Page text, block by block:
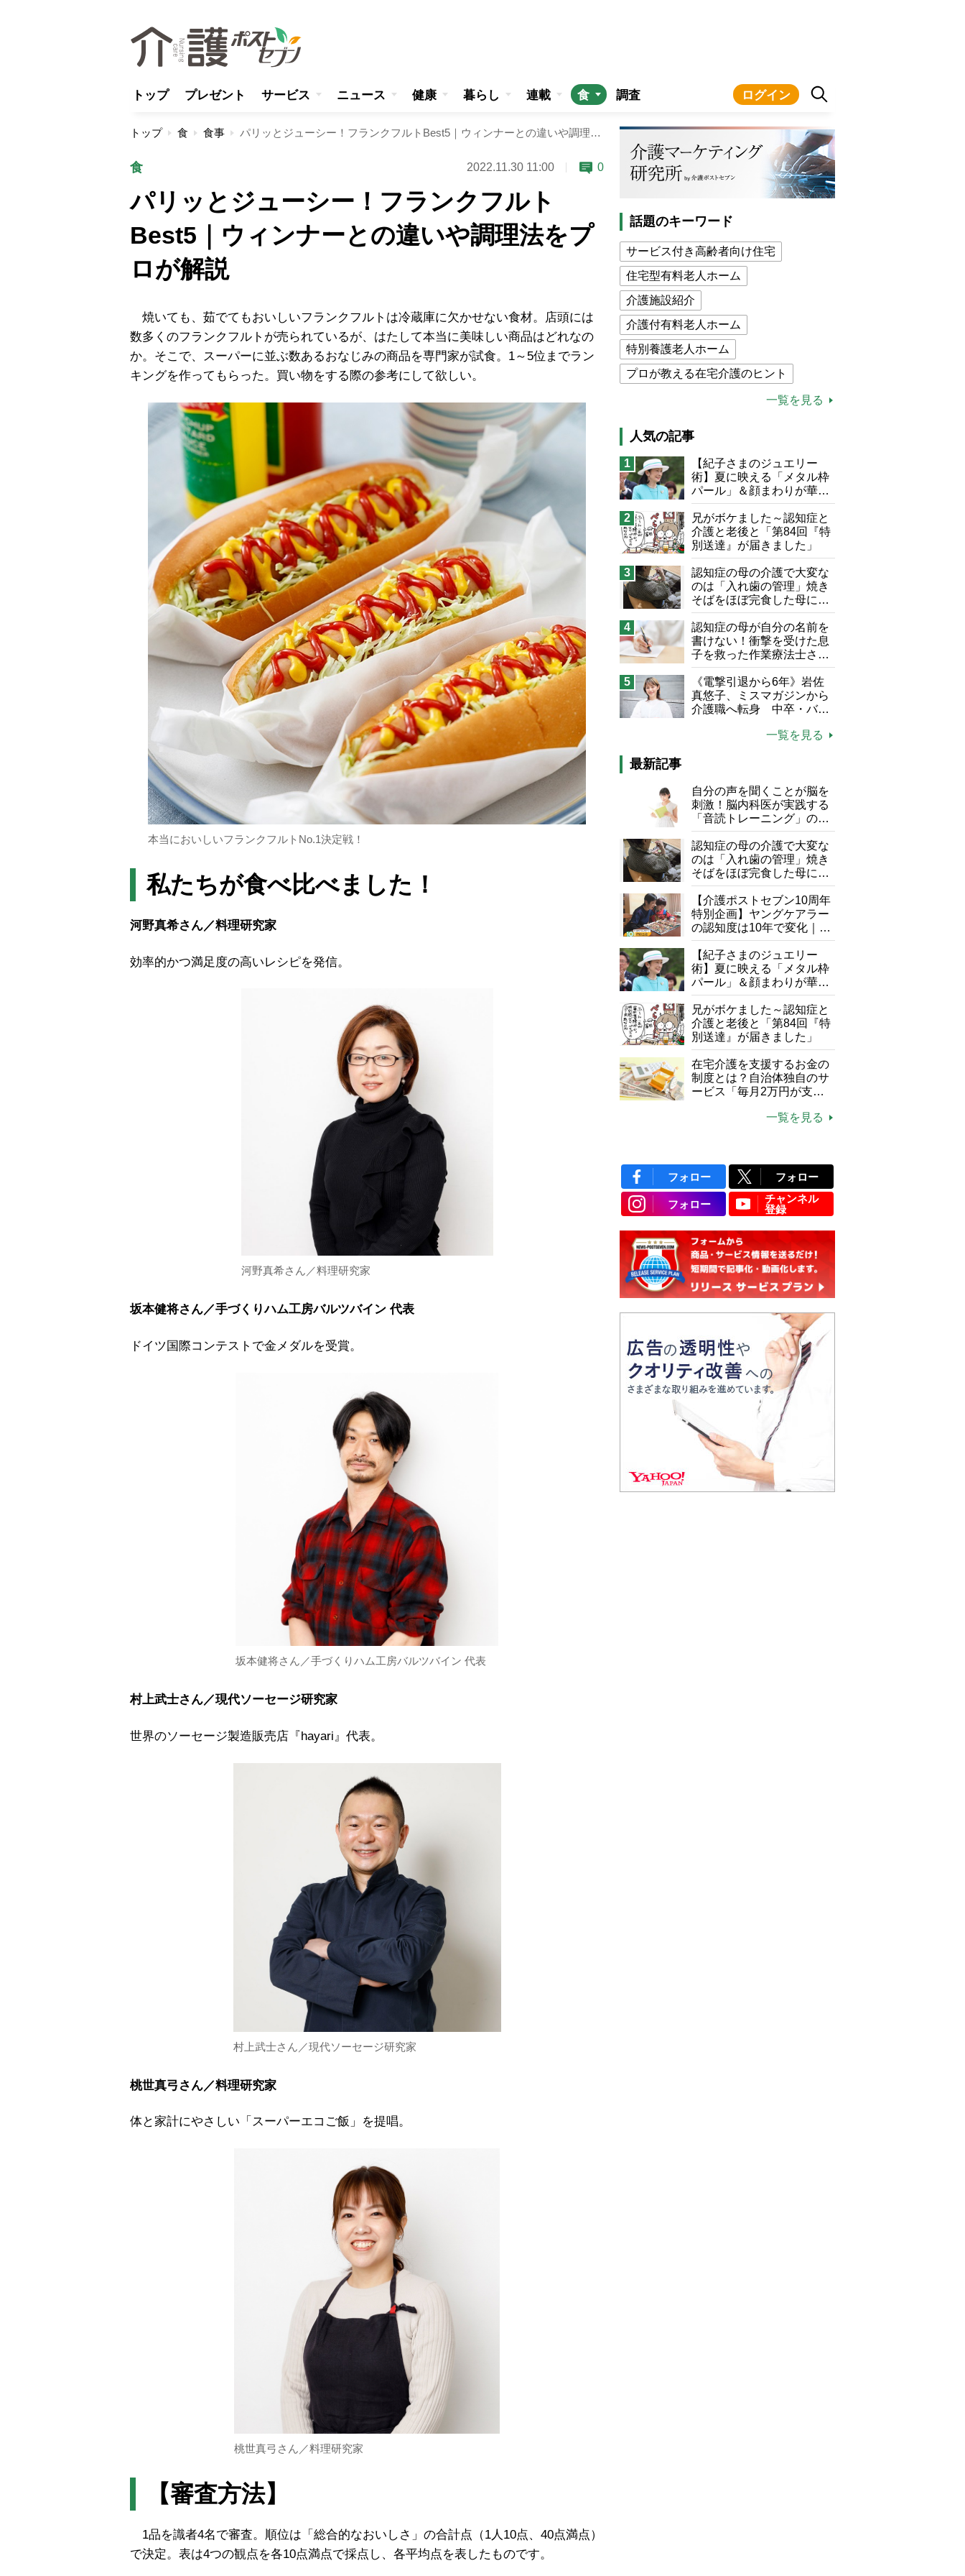
トップ プレゼント サービス ニュース 健康 暮らし 連載 食 調査 ログイン
トップ 食 食事 パリッとジューシー！フランクフルトBest5｜ウィンナーとの違いや調理法をプロが解説
食 2022.11.30 11:00 0
パリッとジューシー！フランクフルト
Best5｜ウィンナーとの違いや調理法をプ
ロが解説
焼いても、茹でてもおいしいフランクフルトは冷蔵庫に欠かせない食材。店頭には
数多くのフランクフルトが売られているが、はたして本当に美味しい商品はどれなの
か。そこで、スーパーに並ぶ数あるおなじみの商品を専門家が試食。1～5位までラン
キングを作ってもらった。買い物をする際の参考にして欲しい。
本当においしいフランクフルトNo.1決定戦！
私たちが食べ比べました！
河野真希さん／料理研究家
効率的かつ満足度の高いレシピを発信。
河野真希さん／料理研究家
坂本健将さん／手づくりハム工房バルツバイン 代表
ドイツ国際コンテストで金メダルを受賞。
坂本健将さん／手づくりハム工房バルツバイン 代表
村上武士さん／現代ソーセージ研究家
世界のソーセージ製造販売店『hayari』代表。
村上武士さん／現代ソーセージ研究家
桃世真弓さん／料理研究家
体と家計にやさしい「スーパーエコご飯」を提唱。
桃世真弓さん／料理研究家
【審査方法】
1品を識者4名で審査。順位は「総合的なおいしさ」の合計点（1人10点、40点満点）
で決定。表は4つの観点を各10点満点で採点し、各平均点を表したものです。
話題のキーワード
サービス付き高齢者向け住宅
住宅型有料老人ホーム
介護施設紹介
介護付有料老人ホーム
特別養護老人ホーム
プロが教える在宅介護のヒント
介護食
猫が母になつきません
息子の遠距離介護サバイバル術
兄がボケました
便利なサービス
予防法
一覧を見る
人気の記事
1
【紀子さまのジュエリー
術】夏に映える「メタル枠
パール」＆顔まわりが華や
ぐ「揺れる一粒」の使い分
け方
2
兄がボケました～認知症と
介護と老後と「第84回『特
別送達』が届きました」
3
認知症の母の介護で大変な
のは「入れ歯の管理」焼き
そばをほぼ完食した母に息
子が血の気が引いた理由
4
認知症の母が自分の名前を
書けない！衝撃を受けた息
子を救った作業療法士さん
の言葉
5
《電撃引退から6年》岩佐
真悠子、ミスマガジンから
介護職へ転身 中卒・バイ
た“居場所”「社会の役に立
一覧を見る
最新記事
自分の声を聞くことが脳を
刺激！脳内科医が実践する
「音読トレーニング」の極
意
認知症の母の介護で大変な
のは「入れ歯の管理」焼き
そばをほぼ完食した母に息
子が血の気が引いた理由
【介護ポストセブン10周年
特別企画】ヤングケアラー
の認知度は10年で変化｜流
行語大賞にノミネート、法
律にも明記されたが果たし
て現在は？
【紀子さまのジュエリー
術】夏に映える「メタル枠
パール」＆顔まわりが華や
ぐ「揺れる一粒」の使い分
け方
兄がボケました～認知症と
介護と老後と「第84回『特
別送達』が届きました」
在宅介護を支援するお金の
制度とは？自治体独自のサ
ービス「毎月2万円が支給
一覧を見る
フォロー フォロー
フォロー
チャンネル
登録